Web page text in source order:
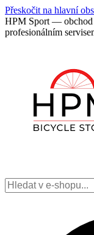
Přeskočit na hlavní
HPM Sport — obchod
profesionálním